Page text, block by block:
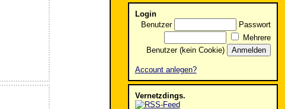
Login
Benutzer
Passwort
Mehrere
Benutzer (kein Cookie)
Account anlegen?
Vernetzdings.